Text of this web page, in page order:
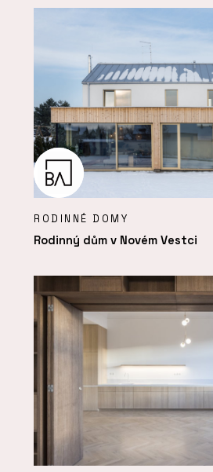
RODINNÉ DOMY
Rodinný dům v Novém Vestci